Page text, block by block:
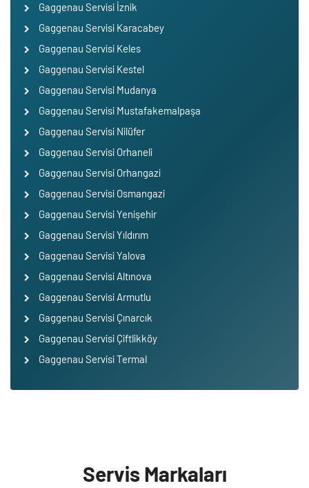
Gaggenau Servisi İznik
Gaggenau Servisi Karacabey
Gaggenau Servisi Keles
Gaggenau Servisi Kestel
Gaggenau Servisi Mudanya
Gaggenau Servisi Mustafakemalpaşa
Gaggenau Servisi Nilüfer
Gaggenau Servisi Orhaneli
Gaggenau Servisi Orhangazi
Gaggenau Servisi Osmangazi
Gaggenau Servisi Yenişehir
Gaggenau Servisi Yıldırım
Gaggenau Servisi Yalova
Gaggenau Servisi Altınova
Gaggenau Servisi Armutlu
Gaggenau Servisi Çınarcık
Gaggenau Servisi Çiftlikköy
Gaggenau Servisi Termal
Servis Markaları